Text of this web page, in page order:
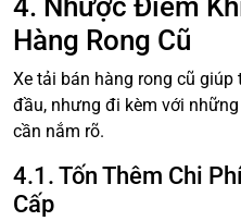
Hàng Rong Cũ
Xe tải bán hàng rong cũ
đầu, nhưng đi kèm với
cần nắm rõ.
4.1. Tốn Thêm Chi
Cấp